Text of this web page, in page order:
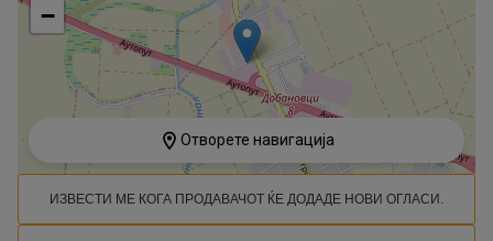
−
Отворете навигација
ИЗВЕСТИ МЕ КОГА ПРОДАВАЧОТ ЌЕ ДОДАДЕ НОВИ ОГЛАСИ.